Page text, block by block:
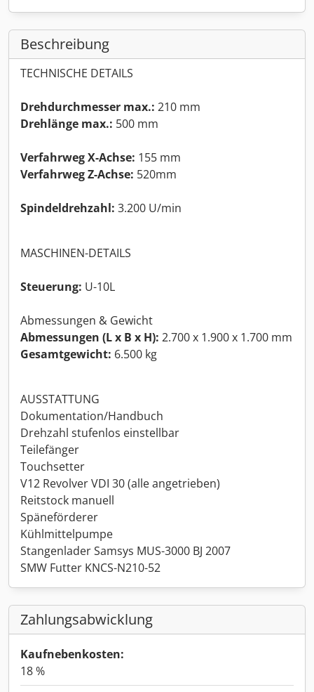
Beschreibung
TECHNISCHE DETAILS
Drehdurchmesser max.: 210 mm
Drehlänge max.: 500 mm
Verfahrweg X-Achse: 155 mm
Verfahrweg Z-Achse: 520mm
Spindeldrehzahl: 3.200 U/min
MASCHINEN-DETAILS
Steuerung: U-10L
Abmessungen & Gewicht
Abmessungen (L x B x H): 2.700 x 1.900 x 1.700 mm
Gesamtgewicht: 6.500 kg
AUSSTATTUNG
Dokumentation/Handbuch
Drehzahl stufenlos einstellbar
Teilefänger
Touchsetter
V12 Revolver VDI 30 (alle angetrieben)
Reitstock manuell
Späneförderer
Kühlmittelpumpe
Stangenlader Samsys MUS-3000 BJ 2007
SMW Futter KNCS-N210-52
Zahlungsabwicklung
Kaufnebenkosten:
18 %